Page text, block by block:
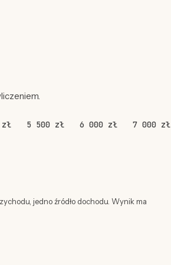
5 500 zł 6 000 zł 7 000 zł
jedno źródło dochodu. Wynik ma